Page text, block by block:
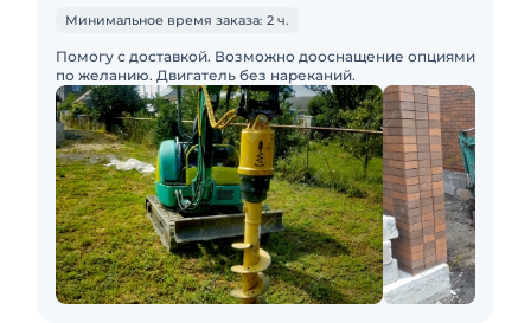
Минимальное время заказа: 2 ч.
Помогу с доставкой. Возможно дооснащение опциями
по желанию. Двигатель без нареканий.